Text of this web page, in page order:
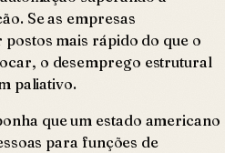
Se as empresas
mais rápido do que o
o desemprego estrutural
paliativo.
que um estado americano
para funções de